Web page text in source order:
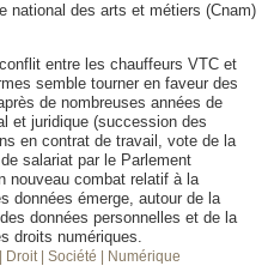
national des arts et métiers (Cnam)
entre les chauffeurs VTC et
semble tourner en faveur des
de nombreuses années de
et juridique (succession des
en contrat de travail, vote de la
salariat par le Parlement
nouveau combat relatif à la
données émerge, autour de la
données personnelles et de la
droits numériques.
| Droit | Société | Numérique